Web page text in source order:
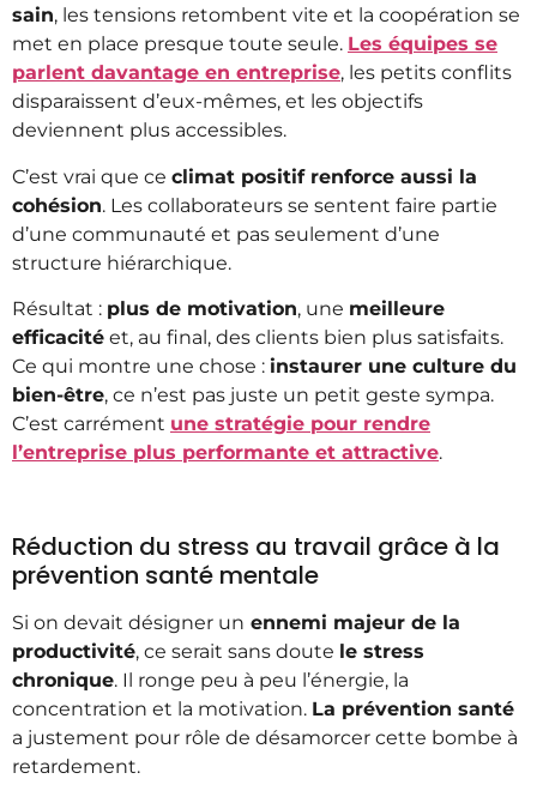
sain, les tensions retombent vite et la coopération se
met en place presque toute seule. Les équipes se
parlent davantage en entreprise, les petits conflits
disparaissent d’eux-mêmes, et les objectifs
deviennent plus accessibles.
C’est vrai que ce climat positif renforce aussi la
cohésion. Les collaborateurs se sentent faire partie
d’une communauté et pas seulement d’une
structure hiérarchique.
Résultat : plus de motivation, une meilleure
efficacité et, au final, des clients bien plus satisfaits.
Ce qui montre une chose : instaurer une culture du
bien-être, ce n’est pas juste un petit geste sympa.
C’est carrément une stratégie pour rendre
l’entreprise plus performante et attractive.
Réduction du stress au travail grâce à la
prévention santé mentale
Si on devait désigner un ennemi majeur de la
productivité, ce serait sans doute le stress
chronique. Il ronge peu à peu l’énergie, la
concentration et la motivation. La prévention santé
a justement pour rôle de désamorcer cette bombe à
retardement.